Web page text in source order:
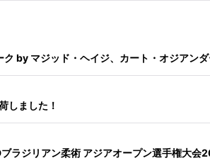
ク by マジッド・ヘイジ、カート・オジア
しました！
ラジリアン柔術 アジアオープン選手権大会